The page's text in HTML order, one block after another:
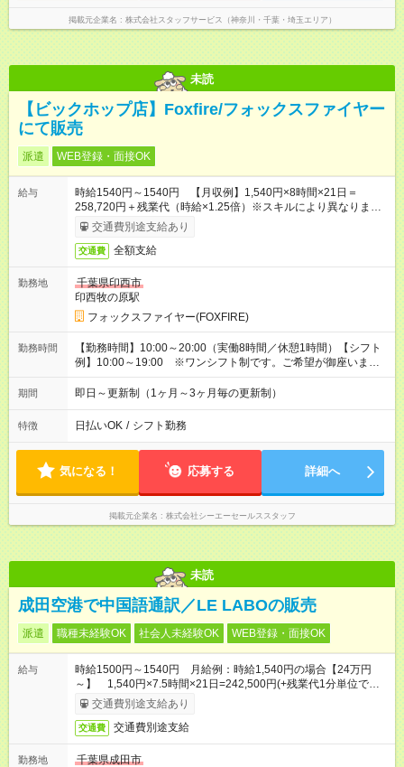
掲載元企業名 株式会社スタッフサービス（神奈川・千葉・埼玉エリア）
未読
【ビックホップ店】Foxfire/フォックスファイヤー
にて販売
派遣 WEB登録・面接OK
給与
時給1540円～1540円 【月収例】1,540円×8時間×21日＝
258,720円＋残業代（時給×1.25倍）※スキルにより異なりま
す。交通費別途支給あり
交通費 全額支給
勤務地
千葉県印西市
印西牧の原駅
フォックスファイヤー(FOXFIRE)
勤務時間
【勤務時間】10:00～20:00（実働8時間／休憩1時間）【シフト
例】10:00～19:00 ※ワンシフト制です。ご希望が御座いまし
たらご相談くださいませ
期間 即日～更新制（1ヶ月～3ヶ月毎の更新制）
特徴 日払いOK / シフト勤務
気になる！ 応募する 詳細へ
掲載元企業名 株式会社シーエーセールススタッフ
未読
成田空港で中国語通訳／LE LABOの販売
派遣 職種未経験OK 社会人未経験OK WEB登録・面接OK
給与
時給1500円～1540円 月給例：時給1,540円の場合【24万円
～】 1,540円×7.5時間×21日=242,500円(+残業代1分単位で支
給+交通費別途支給♪) ※時給はご経験により異なります
交通費別途支給あり
交通費 交通費別途支給
勤務地
千葉県成田市